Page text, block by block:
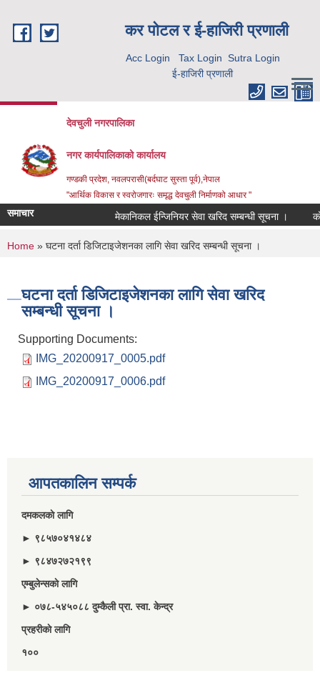
कर पाेटल र ई-हाजिरी प्रणाली
Acc Login Tax Login Sutra Login
ई-हाजिरी प्रणाली
देवचुली नगरपालिका
नगर कार्यपालिकाको कार्यालय
गण्डकी प्रदेश, नवलपरासी(बर्दघाट सुस्ता पूर्व),नेपाल
"आर्थिक विकास र स्वरोजगारः समृद्ध देवचुली निर्माणको आधार "
समाचार मेकानिकल ईन्जिनियर सेवा खरिद सम्बन्धी सूचना ।
You are here
Home » घटना दर्ता डिजिटाइजेशनका लागि सेवा खरिद सम्बन्धी सूचना ।
घटना दर्ता डिजिटाइजेशनका लागि सेवा खरिद
सम्बन्धी सूचना ।
Supporting Documents:
IMG_20200917_0005.pdf
IMG_20200917_0006.pdf
आपतकालिन सम्पर्क
दमकलकाे लागि
► ९८५७०४१४८४
► ९८४७२७२१९९
एम्बुलेन्सकाे लागि
► ०७८-५४५०८८ दुम्कैली प्रा. स्वा. केन्द्र
प्रहरीकाे लागि
१००